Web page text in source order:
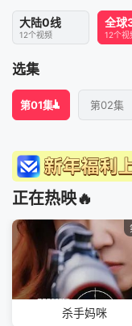
大陆0线
12个视频
全球
12个视
选集
第01集 第02集
正在热映🔥
杀手妈咪